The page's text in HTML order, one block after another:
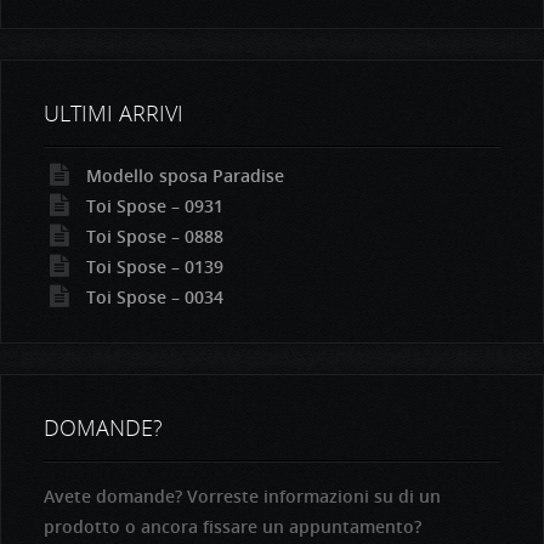
ULTIMI ARRIVI
Modello sposa Paradise
Toi Spose – 0931
Toi Spose – 0888
Toi Spose – 0139
Toi Spose – 0034
DOMANDE?
Avete domande? Vorreste informazioni su di un
prodotto o ancora fissare un appuntamento?